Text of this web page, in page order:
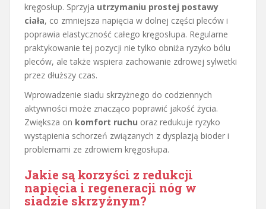
kręgosłup. Sprzyja utrzymaniu prostej postawy
ciała, co zmniejsza napięcia w dolnej części pleców i
poprawia elastyczność całego kręgosłupa. Regularne
praktykowanie tej pozycji nie tylko obniża ryzyko bólu
pleców, ale także wspiera zachowanie zdrowej sylwetki
przez dłuższy czas.
Wprowadzenie siadu skrzyżnego do codziennych
aktywności może znacząco poprawić jakość życia.
Zwiększa on komfort ruchu oraz redukuje ryzyko
wystąpienia schorzeń związanych z dysplazją bioder i
problemami ze zdrowiem kręgosłupa.
Jakie są korzyści z redukcji
napięcia i regeneracji nóg w
siadzie skrzyżnym?